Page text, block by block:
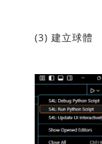
(3) 建立球體